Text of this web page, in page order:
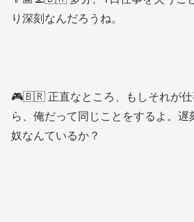
り深刻なんだろうね。
🎮🇧🇷 正直なところ、もしそれが仕
ら、俺だって同じことをするよ。
奴なんているか？